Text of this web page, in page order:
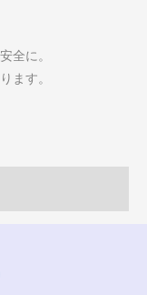
全に。
ます。